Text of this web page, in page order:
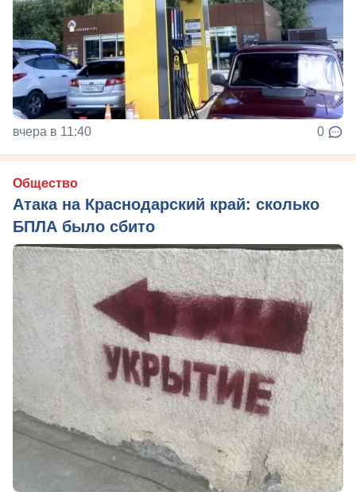
вчера в 11:40 0
Общество
Атака на Краснодарский край: сколько
БПЛА было сбито